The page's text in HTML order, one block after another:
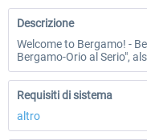
Descrizione
Welcome to Bergamo! -
Bergamo-Orio al Serio",
Requisiti di sistema
altro